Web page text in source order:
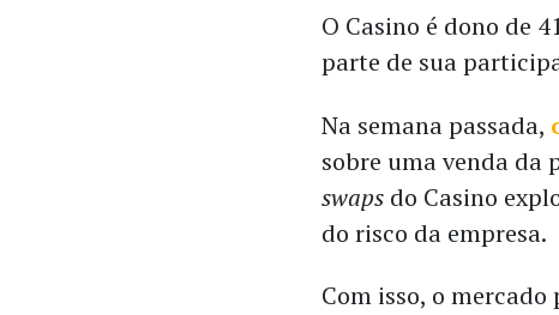
O Casino é dono de
parte de sua
Na semana passada,
sobre uma venda da
swaps do Casino
do risco da empresa.
Com isso, o